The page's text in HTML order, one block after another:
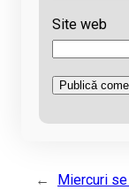
Site web
←
Miercuri